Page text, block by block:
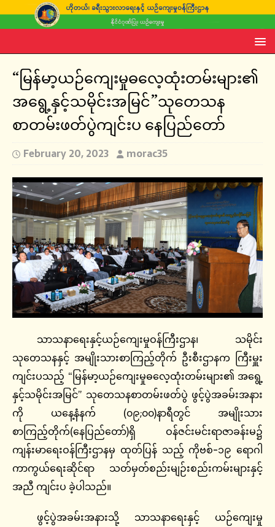
“မြန်မာ့ယဉ်ကျေးမှုဓလေ့ထုံးတမ်းများ၏
အရွေ့နှင့်သမိုင်းအမြင်”သုတေသန
စာတမ်းဖတ်ပွဲကျင်းပ နေပြည်တော်
February 20, 2023 morac35
သာသနာရေးနှင့်ယဉ်ကျေးမှုဝန်ကြီးဌာန၊ သမိုင်း
သုတေသနနှင့် အမျိုးသားစာကြည့်တိုက် ဦးစီးဌာနက ကြီးမှူး
ကျင်းပသည့် “မြန်မာ့ယဉ်ကျေးမှုဓလေ့ထုံးတမ်းများ၏ အရွေ့
နှင့်သမိုင်းအမြင်” သုတေသနစာတမ်းဖတ်ပွဲ ဖွင့်ပွဲအခမ်းအနား
ကို ယနေ့နံနက် (၀၉;၀၀)နာရီတွင် အမျိုးသား
စာကြည့်တိုက်(နေပြည်တော်)ရှိ ဝန်ဇင်းမင်းရာဇာခန်းမ၌
ကျန်းမာရေးဝန်ကြီးဌာနမှ ထုတ်ပြန် သည့် ကိုဗစ်-၁၉ ရောဂါ
ကာကွယ်ရေးဆိုင်ရာ သတ်မှတ်စည်းမျဉ်းစည်းကမ်းများနှင့်
အညီ ကျင်းပ ခဲ့ပါသည်။
ဖွင့်ပွဲအခမ်းအနားသို့ သာသနာရေးနှင့် ယဉ်ကျေးမှု